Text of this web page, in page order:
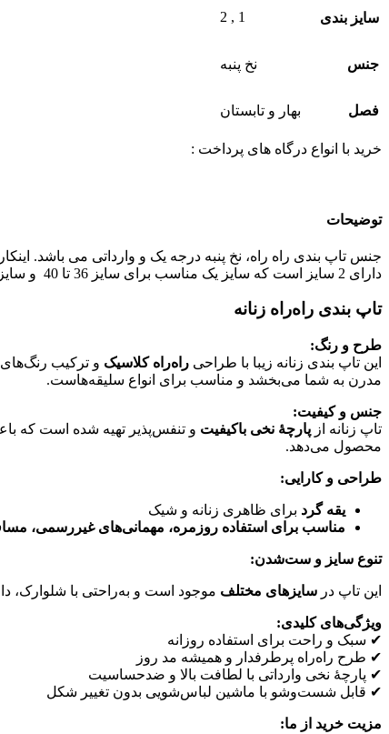
سایز بندی 1
,
2
جنس نخ پنبه
فصل بهار و تابستان
خرید با انواع درگاه های پرداخت :
توضیحات
جنس تاپ بندی راه راه، نخ پنبه درجه یک و وارداتی می باشد.
دارای 2 سایز است که سایز یک مناسب برای سایز 36 تا 40 و سایز 2 مناسب 40 تا 44 می باشد. این تاپ دارای سه رنگ سورمه ای، سبز و قرمز می باشد.
تاپ بندی راه‌راه زنانه
طرح و رنگ:
این تاپ بندی زنانه زیبا با طراحی راه‌راه کلاسیک و ترکیب
مدرن به شما می‌بخشد و مناسب برای انواع سلیقه‌هاست.
جنس و کیفیت:
تاپ زنانه از پارچهٔ نخی باکیفیت و تنفس‌پذیر تهیه شده است که
محصول می‌دهد.
طراحی و کارایی:
یقه گرد برای ظاهری زنانه و شیک
مناسب برای استفاده روزمره، مهمانی‌های غیررسمی،
تنوع سایز و ست‌شدن:
این تاپ در سایزهای مختلف موجود است و به‌راحتی با شلوارک،
ویژگی‌های کلیدی:
✔ سبک و راحت برای استفاده روزانه
✔ طرح راه‌راه پرطرفدار و همیشه مد روز
✔ پارچهٔ نخی وارداتی با لطافت بالا و ضدحساسیت
✔ قابل شست‌وشو با ماشین لباس‌شویی بدون تغییر شکل
مزیت خرید از ما: